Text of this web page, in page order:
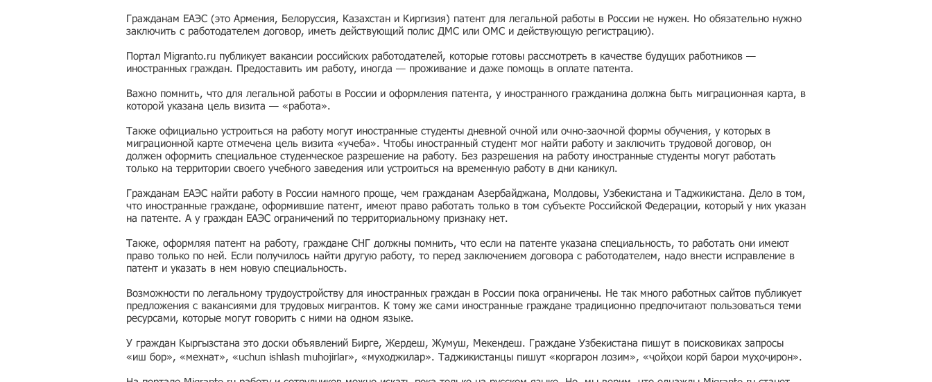
Гражданам ЕАЭС (это Армения, Белоруссия, Казахстан и Киргизия) патент для легальной работы в России не нужен. Но обязательно нужно
заключить с работодателем договор, иметь действующий полис ДМС или ОМС и действующую регистрацию).
Портал Migranto.ru публикует вакансии российских работодателей, которые готовы рассмотреть в качестве будущих работников —
иностранных граждан. Предоставить им работу, иногда — проживание и даже помощь в оплате патента.
Важно помнить, что для легальной работы в России и оформления патента, у иностранного гражданина должна быть миграционная карта, в
которой указана цель визита — «работа».
Также официально устроиться на работу могут иностранные студенты дневной очной или очно-заочной формы обучения, у которых в
миграционной карте отмечена цель визита «учеба». Чтобы иностранный студент мог найти работу и заключить трудовой договор, он
должен оформить специальное студенческое разрешение на работу. Без разрешения на работу иностранные студенты могут работать
только на территории своего учебного заведения или устроиться на временную работу в дни каникул.
Гражданам ЕАЭС найти работу в России намного проще, чем гражданам Азербайджана, Молдовы, Узбекистана и Таджикистана. Дело в том,
что иностранные граждане, оформившие патент, имеют право работать только в том субъекте Российской Федерации, который у них указан
на патенте. А у граждан ЕАЭС ограничений по территориальному признаку нет.
Также, оформляя патент на работу, граждане СНГ должны помнить, что если на патенте указана специальность, то работать они имеют
право только по ней. Если получилось найти другую работу, то перед заключением договора с работодателем, надо внести исправление в
патент и указать в нем новую специальность.
Возможности по легальному трудоустройству для иностранных граждан в России пока ограничены. Не так много работных сайтов публикует
предложения с вакансиями для трудовых мигрантов. К тому же сами иностранные граждане традиционно предпочитают пользоваться теми
ресурсами, которые могут говорить с ними на одном языке.
У граждан Кыргызстана это доски объявлений Бирге, Жердеш, Жумуш, Мекендеш. Граждане Узбекистана пишут в поисковиках запросы
«иш бор», «мехнат», «uchun ishlash muhojirlar», «муходжилар». Таджикистанцы пишут «коргарон лозим», «ҷойҳои корӣ барои муҳоҷирон».